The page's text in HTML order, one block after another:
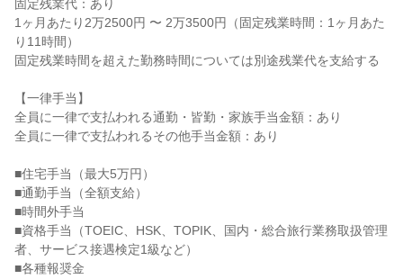
固定残業代：あり
1ヶ月あたり2万2500円 〜 2万3500円（固定残業時間：1ヶ月あた
り11時間）
固定残業時間を超えた勤務時間については別途残業代を支給する
【一律手当】
全員に一律で支払われる通勤・皆勤・家族手当金額：あり
全員に一律で支払われるその他手当金額：あり
■住宅手当（最大5万円）
■通勤手当（全額支給）
■時間外手当
■資格手当（TOEIC、HSK、TOPIK、国内・総合旅行業務取扱管理
者、サービス接遇検定1級など）
■各種報奨金